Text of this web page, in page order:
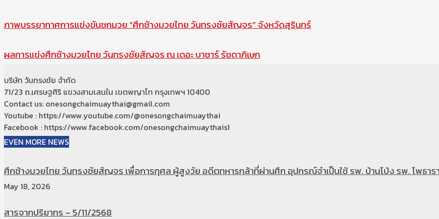
ภาพบรรยากาศการแข่งขันชกมวย “ศึกช้างมวยไทย วันทรงชัยสัญจร” จังหวัดสุรินทร์
ผลการแข่งศึกช้างมวยไทย วันทรงชัยสัญจร ณ เดอะ บาซาร์ รัชดาภิเษก
บริษัท วันทรงชัย จำกัด
71/23 ถ.เศรษฐศิริ แขวงสามเสนใน เขตพญาไท กรุงเทพฯ 10400
Contact us: onesongchaimuaythai@gmail.com
Youtube : https://www.youtube.com/@onesongchaimuaythai
Facebook : https://www.facebook.com/onesongchaimuaythais1
EVEN MORE NEWS
ศึกช้างมวยไทย วันทรงชัยสัญจร เพื่อการกุศล ผู้สูงวัย อดีตทหารกล้าที่ผ่านศึก อุปกรณ์จำเป็นใช้ รพ. บ้านโป่ง รพ. โพธารา
May 18, 2026
สารจากปริยากร – 5/11/2568